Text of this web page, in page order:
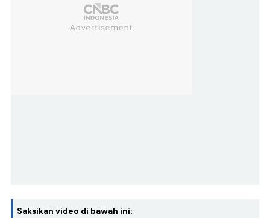
Saksikan video di bawah ini: